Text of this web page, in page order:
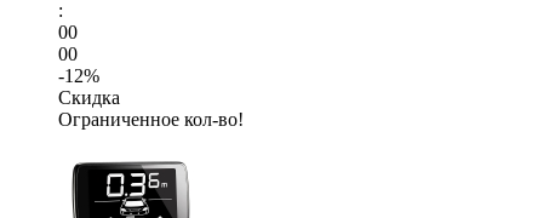
:
00
00
-12%
Скидка
Ограниченное кол-во!